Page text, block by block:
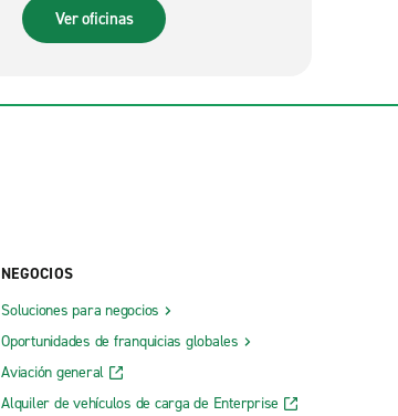
Ver oficinas
NEGOCIOS
Soluciones para negocios
Oportunidades de franquicias globales
Aviación general
Alquiler de vehículos de carga de Enterprise